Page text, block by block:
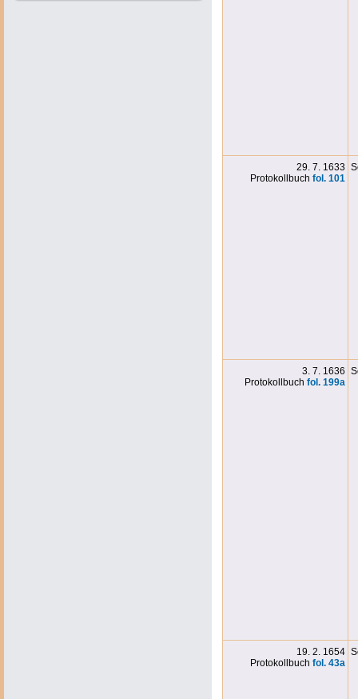
29. 7. 1633
Protokollbuch fol. 101
3. 7. 1636
Protokollbuch fol. 199a
19. 2. 1654
Protokollbuch fol. 43a